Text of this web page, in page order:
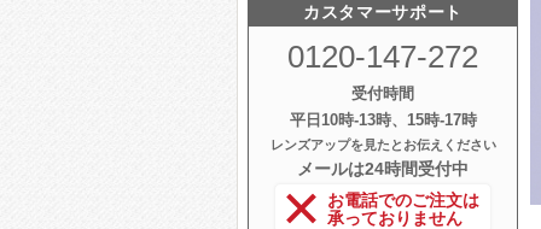
カスタマーサポート
0120-147-272
受付時間
平日10時‐13時、15時‐17時
レンズアップを見たとお伝えください
メールは24時間受付中
お電話でのご注文は
承っておりません